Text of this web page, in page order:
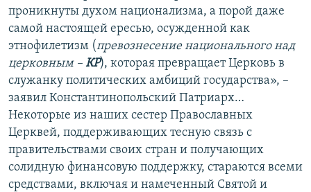
проникнуты духом национализма, а порой даже
самой настоящей ересью, осужденной как
этнофилетизм (превознесение национального над
церковным – КР), которая превращает Церковь в
служанку политических амбиций государства», –
заявил Константинопольский Патриарх…
Некоторые из наших сестер Православных
Церквей, поддерживающих тесную связь с
правительствами своих стран и получающих
солидную финансовую поддержку, стараются всеми
средствами, включая и намеченный Святой и